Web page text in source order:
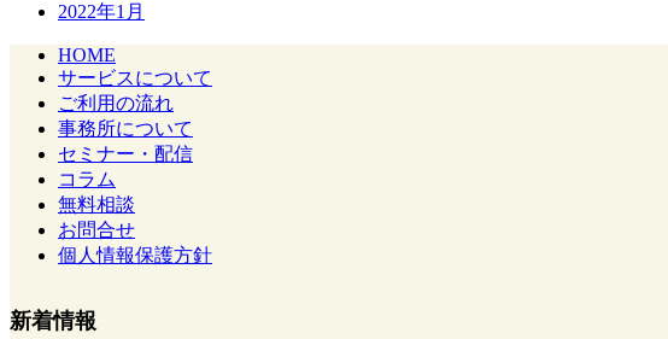
2022年1月
HOME
サービスについて
ご利用の流れ
事務所について
セミナー・配信
コラム
無料相談
お問合せ
個人情報保護方針
新着情報